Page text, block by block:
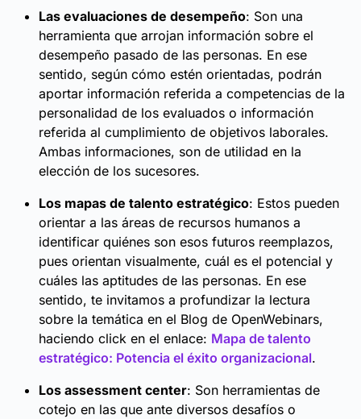
Las evaluaciones de desempeño: Son una
herramienta que arrojan información sobre el
desempeño pasado de las personas. En ese
sentido, según cómo estén orientadas, podrán
aportar información referida a competencias de la
personalidad de los evaluados o información
referida al cumplimiento de objetivos laborales.
Ambas informaciones, son de utilidad en la
elección de los sucesores.
Los mapas de talento estratégico: Estos pueden
orientar a las áreas de recursos humanos a
identificar quiénes son esos futuros reemplazos,
pues orientan visualmente, cuál es el potencial y
cuáles las aptitudes de las personas. En ese
sentido, te invitamos a profundizar la lectura
sobre la temática en el Blog de OpenWebinars,
haciendo click en el enlace: Mapa de talento
estratégico: Potencia el éxito organizacional.
Los assessment center: Son herramientas de
cotejo en las que ante diversos desafíos o